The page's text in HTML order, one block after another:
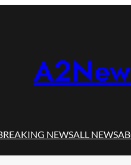
NEWSALL NEWS